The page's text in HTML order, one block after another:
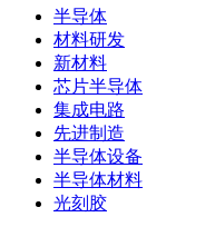
半导体
材料研发
新材料
芯片半导体
集成电路
先进制造
半导体设备
半导体材料
光刻胶